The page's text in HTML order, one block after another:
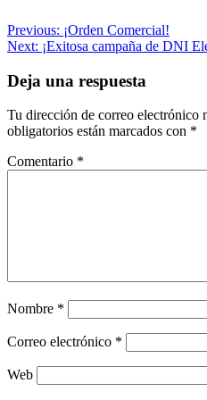
Navegación
de
entradas
Previous: ¡Orden Comercial!
Next: ¡Exitosa campaña de DNI
Deja una respuesta
Tu dirección de correo electrónico
obligatorios están marcados con *
Comentario *
Nombre *
Correo electrónico *
Web